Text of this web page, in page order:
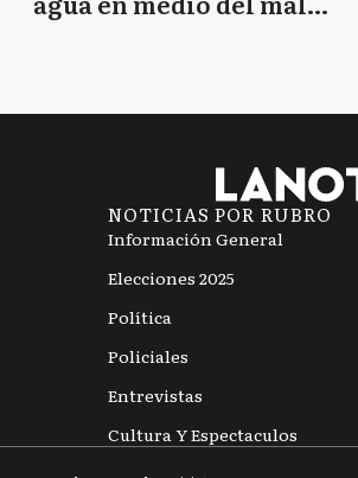
NOTICIAS POR RUBRO
Información General
Elecciones 2025
Política
Policiales
Entrevistas
Cultura Y Espectaculos